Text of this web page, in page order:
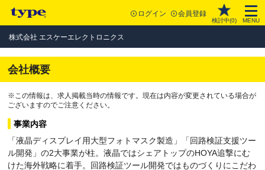
ログイン 会員登録
検討中(0) MENU
株式会社 エスケーエレクトロニクス
会社概要
※この情報は、求人掲載当時の情報です。現在は内容が変更されている場合が
ございますのでご注意ください。
事業内容
「液晶ディスプレイ用大型フォトマスク製造」「回路検証支援ツー
ル開発」の2大事業が柱。液晶ではシェアトップのHOYA追撃にむ
けた海外戦略に着手。回路検証ツール開発ではものづくりにこだわ